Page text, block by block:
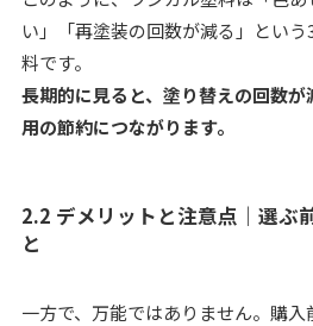
い」「再塗装の回数が減る」とい
料です。
長期的に見ると、塗り替えの回数
用の節約につながります。
2.2 デメリットと注意点｜選ぶ
と
一方で、万能ではありません。購